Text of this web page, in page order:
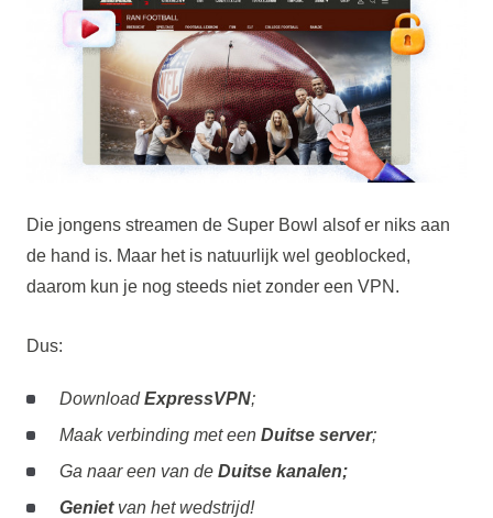
Die jongens streamen de Super Bowl alsof er niks aan
de hand is. Maar het is natuurlijk wel geoblocked,
daarom kun je nog steeds niet zonder een VPN.
Dus:
DownloadExpressVPN;
Maak verbinding met een Duitse server;
Ga naar een van de Duitse kanalen;
Genietvan het wedstrijd!